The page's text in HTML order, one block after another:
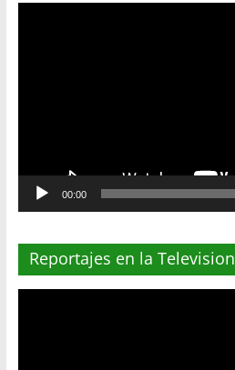
00:00
Reportajes en la Television